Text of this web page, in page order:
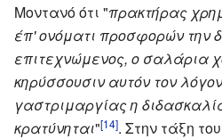
Μοντανό ότι "πρακτήρας
έπ' ονόματι προσφορών την
επιτεχνώμενος, ο σαλάρια
κηρύσσουσιν αυτόν τον
γαστριμαργίας η
κρατύνηται"[14]. Στην τάξη